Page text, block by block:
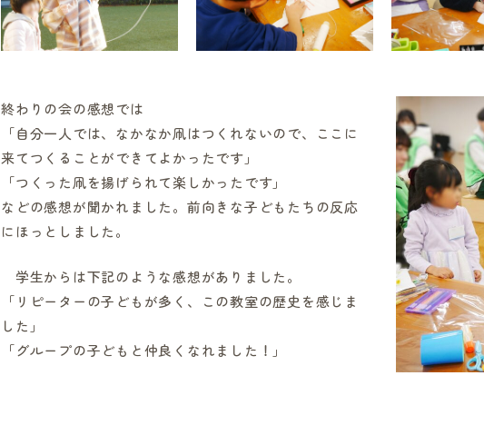
終わりの会の感想では
「自分一人では、なかなか凧はつくれないので、ここに
来てつくることができてよかったです」
「つくった凧を揚げられて楽しかったです」
などの感想が聞かれました。前向きな子どもたちの反応
にほっとしました。
学生からは下記のような感想がありました。
「リピーターの子どもが多く、この教室の歴史を感じま
した」
「グループの子どもと仲良くなれました！」